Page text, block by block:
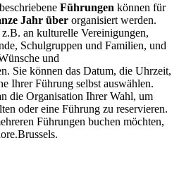
Führungen können für
Jahr über organisiert werden.
an kulturelle Vereinigungen,
Schulgruppen und Familien, und
und
Sie können das Datum, die Uhrzeit,
Ihrer Führung selbst auswählen.
die Organisation Ihrer Wahl, um
oder eine Führung zu reservieren.
Führungen buchen möchten,